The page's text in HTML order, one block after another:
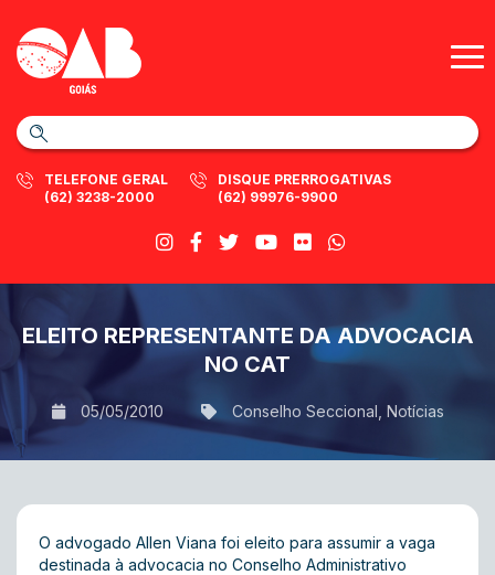
TELEFONE GERAL
(62) 3238-2000
DISQUE PRERROGATIVAS
(62) 99976-9900
ELEITO REPRESENTANTE DA ADVOCACIA
NO CAT
05/05/2010 Conselho Seccional Notícias
O advogado Allen Viana foi eleito para assumir a vaga
destinada à advocacia no Conselho Administrativo